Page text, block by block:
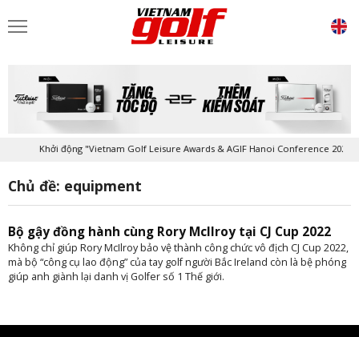
Khởi động "Vietnam Golf Leisure Awards & AGIF Hanoi Conference 2026"
Chủ đề: equipment
Bộ gậy đồng hành cùng Rory McIlroy tại CJ Cup 2022
Không chỉ giúp Rory McIlroy bảo vệ thành công chức vô địch CJ Cup 2022,
mà bộ “công cụ lao động” của tay golf người Bắc Ireland còn là bệ phóng
giúp anh giành lại danh vị Golfer số 1 Thế giới.